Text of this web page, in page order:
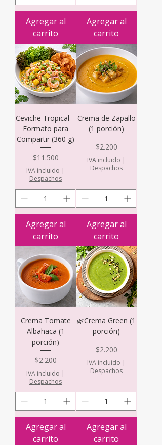
Agregar al
carrito
Agregar al
carrito
Ceviche Tropical –
Formato para
Compartir (360 g)
Precio
$11.500
IVA incluido |
Despachos
Agregar al
carrito
Crema de Zapallo
(1 porción)
Precio
$2.200
IVA incluido |
Despachos
Agregar al
carrito
Crema Tomate
Albahaca (1
porción)
Precio
$2.200
IVA incluido |
Despachos
Agregar al
carrito
🌿Crema Green (1
porción)
Precio
$2.200
IVA incluido |
Despachos
Agregar al
carrito